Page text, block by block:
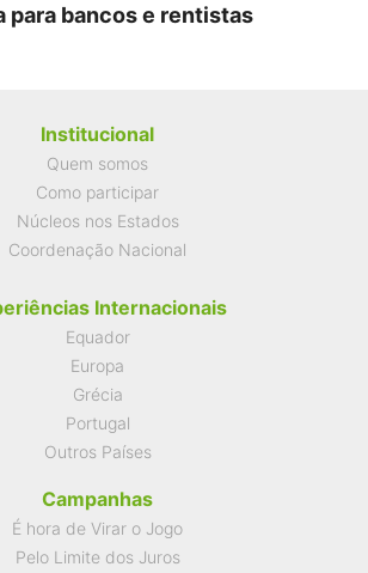
para bancos e rentistas
Institucional
Quem somos
Como participar
Núcleos nos Estados
Coordenação Nacional
Internacionais
Equador
Europa
Grécia
Portugal
Outros Países
Campanhas
É hora de Virar o Jogo
Pelo Limite dos Juros